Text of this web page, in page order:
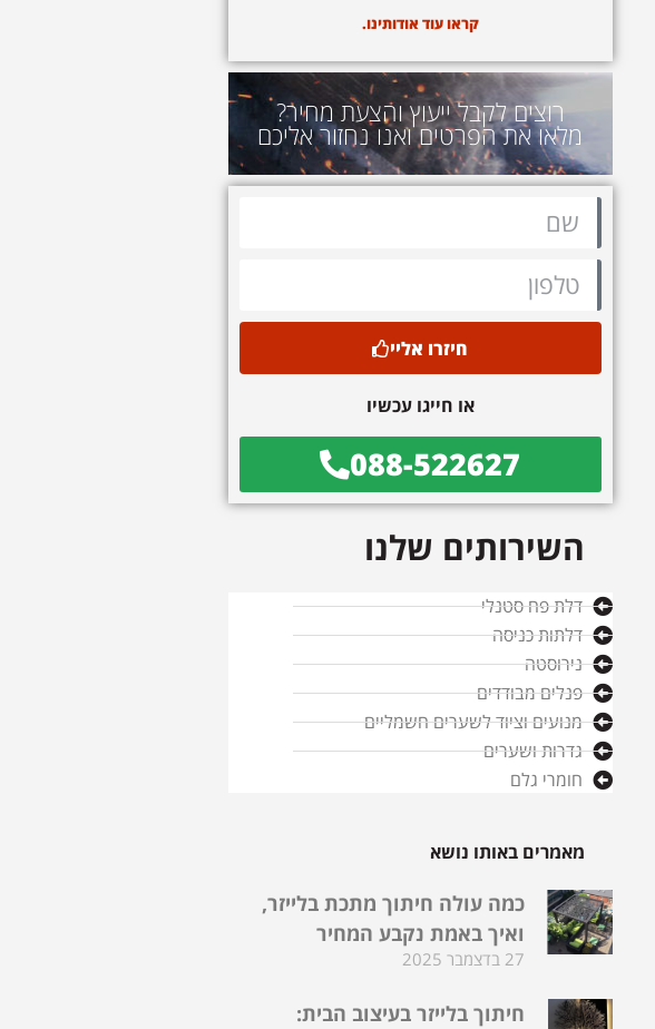
קראו עוד אודותינו.
רוצים לקבל ייעוץ והצעת מחיר?
מלאו את הפרטים ואנו נחזור אליכם
חיזרו אליי
או חייגו עכשיו
088-522627
השירותים שלנו
דלת פח סטנלי
דלתות כניסה
נירוסטה
פנלים מבודדים
מנועים וציוד לשערים חשמליים
גדרות ושערים
חומרי גלם
מאמרים באותו נושא
כמה עולה חיתוך מתכת בלייזר,
ואיך באמת נקבע המחיר
27 בדצמבר 2025
חיתוך בלייזר בעיצוב הבית: